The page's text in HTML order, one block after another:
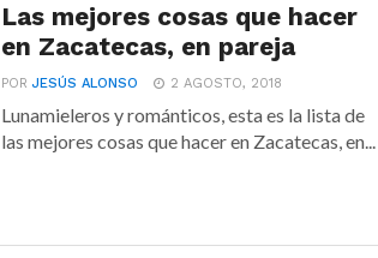
Las mejores cosas que hacer
en Zacatecas, en pareja
PORJESÚS ALONSO 2 AGOSTO, 2018
Lunamieleros y románticos, esta es la lista de
las mejores cosas que hacer en Zacatecas, en...